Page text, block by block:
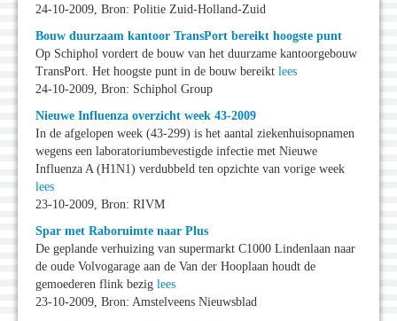
24-10-2009, Bron: Politie Zuid-Holland-Zuid
Bouw duurzaam kantoor TransPort bereikt hoogste punt
Op Schiphol vordert de bouw van het duurzame kantoorgebouw
TransPort. Het hoogste punt in de bouw bereikt lees
24-10-2009, Bron: Schiphol Group
Nieuwe Influenza overzicht week 43-2009
In de afgelopen week (43-299) is het aantal ziekenhuisopnamen
wegens een laboratoriumbevestigde infectie met Nieuwe
Influenza A (H1N1) verdubbeld ten opzichte van vorige week
lees
23-10-2009, Bron: RIVM
Spar met Raboruimte naar Plus
De geplande verhuizing van supermarkt C1000 Lindenlaan naar
de oude Volvogarage aan de Van der Hooplaan houdt de
gemoederen flink bezig lees
23-10-2009, Bron: Amstelveens Nieuwsblad